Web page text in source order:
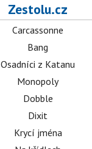
Zestolu.cz
Carcassonne
Bang
Osadníci z Katanu
Monopoly
Dobble
Dixit
Krycí jména